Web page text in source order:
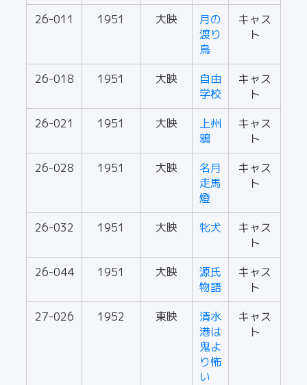
26-011
1951 大映
月の
渡り
鳥
キャス
ト
26-018 1951 大映
自由
学校
キャス
ト
26-021
1951 大映
上州
鴉
キャス
ト
26-028
1951 大映
名月
走馬
燈
キャス
ト
26-032 1951 大映 牝犬
キャス
ト
26-044
1951 大映
源氏
物語
キャス
ト
27-026
1952 東映
清水
港は
鬼よ
り怖
い
キャス
ト